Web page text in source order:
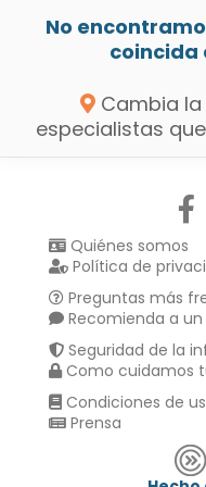
No
coincida
Cambia la
especialistas
Quiénes somos
Política de
Preguntas más
Recomienda a
Seguridad de la
Como cuidamos
Condiciones de
Prensa